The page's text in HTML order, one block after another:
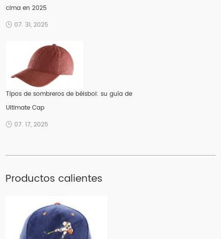
cima en 2025
07. 31, 2025
Tipos de sombreros de béisbol: su guía de
Ultimate Cap
07. 17, 2025
Productos calientes